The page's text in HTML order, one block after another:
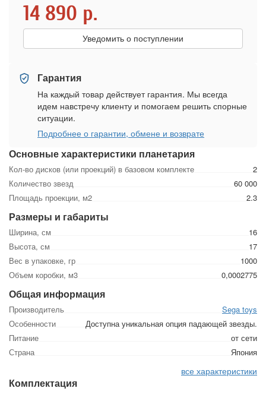
Основные характеристики планетария
Кол-во дисков (или проекций) в базовом комплекте
2
Количество звезд
60 000
Площадь проекции, м2
2.3
Размеры и габариты
Ширина, см
16
Высота, см
17
Вес в упаковке, гр
1000
Объем коробки, м3
0,0002775
Общая информация
Производитель
Sega toys
Особенности
Доступна уникальная опция падающей звезды.
Питание
от сети
Страна
Япония
все характеристики
Комплектация
14 890 р.
Уведомить о поступлении
Гарантия
На каждый товар действует гарантия. Мы всегда
идем навстречу клиенту и помогаем решить спорные
ситуации.
Подробнее о гарантии, обмене и возврате